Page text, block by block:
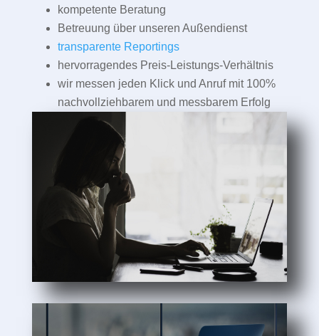
kompetente Beratung
Betreuung über unseren Außendienst
transparente Reportings
hervorragendes Preis-Leistungs-Verhältnis
wir messen jeden Klick und Anruf mit 100%
nachvollziehbarem und messbarem Erfolg